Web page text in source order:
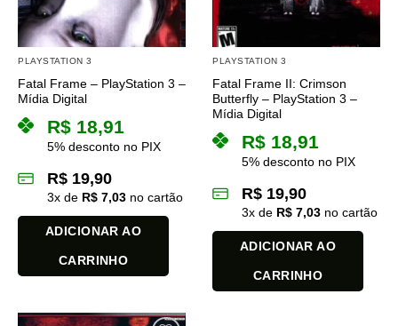
PLAYSTATION 3
Fatal Frame – PlayStation 3 –
Mídia Digital
R$ 18,91
5% desconto no PIX
R$ 19,90
3x de R$ 7,03 no cartão
ADICIONAR AO
CARRINHO
PLAYSTATION 3
Fatal Frame II: Crimson
Butterfly – PlayStation 3 –
Mídia Digital
R$ 18,91
5% desconto no PIX
R$ 19,90
3x de R$ 7,03 no cartão
ADICIONAR AO
CARRINHO